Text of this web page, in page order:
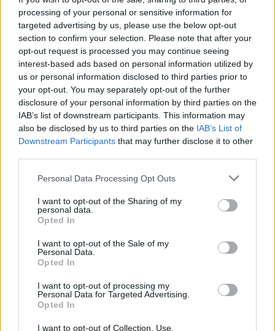
processing of your personal or sensitive information for
targeted advertising by us, please use the below opt-out
section to confirm your selection. Please note that after your
opt-out request is processed you may continue seeing
interest-based ads based on personal information utilized by
us or personal information disclosed to third parties prior to
your opt-out. You may separately opt-out of the further
disclosure of your personal information by third parties on the
IAB’s list of downstream participants. This information may
also be disclosed by us to third parties on the IAB’s List of
Downstream Participants that may further disclose it to other
Please note that this website/app uses one or more Google
not limited to your visit or usage behaviour. You may click to
grant or deny consent to Google and its third-party tags to
use your data for below specified purposes in below Google
consent section.
Personal Data Processing Opt Outs
I want to opt-out of the Sharing of my
personal data.
Opted In
I want to opt-out of the Sale of my
Personal Data.
Opted In
I want to opt-out of processing my
Personal Data for Targeted Advertising.
Opted In
I want to opt-out of Collection, Use,
i tuoi video e le tue foto
Su WhatsApp al numero +39
345 356 7512
Notizie in tempo reale?
Entra nel canale telegram di
GalluraOggi.it
Ricevi le nostre ultime news
Condividi l'articolo
F T